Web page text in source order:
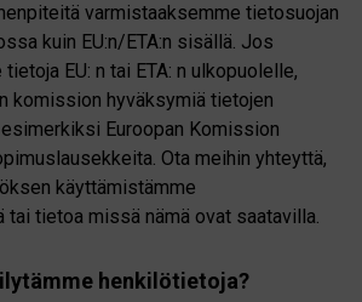
varmistaaksemme tietosuojan
kuin EU:n/ETA:n sisällä. Jos
EU: n tai ETA: n ulkopuolelle,
komission hyväksymiä tietojen
Euroopan Komission
Ota meihin yhteyttä,
käyttämistämme
tietoa missä nämä ovat saatavilla.
henkilötietoja?